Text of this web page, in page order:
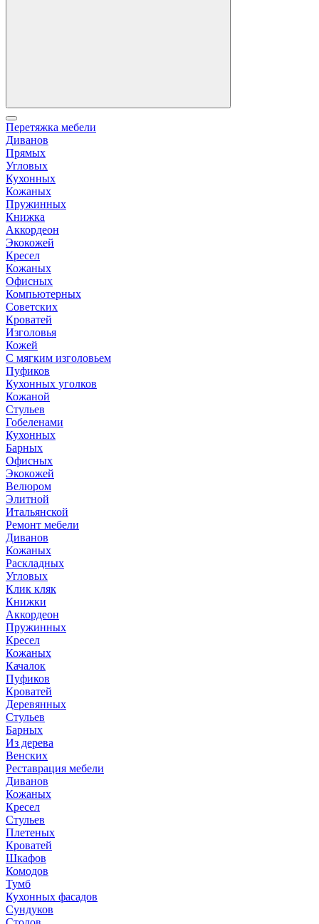
Перетяжка мебели
Диванов
Прямых
Угловых
Кухонных
Кожаных
Пружинных
Книжка
Аккордеон
Экокожей
Кресел
Кожаных
Офисных
Компьютерных
Советских
Кроватей
Изголовья
Кожей
С мягким изголовьем
Пуфиков
Кухонных уголков
Кожаной
Стульев
Гобеленами
Кухонных
Барных
Офисных
Экокожей
Велюром
Элитной
Итальянской
Ремонт мебели
Диванов
Кожаных
Раскладных
Угловых
Клик кляк
Книжки
Аккордеон
Пружинных
Кресел
Кожаных
Качалок
Пуфиков
Кроватей
Деревянных
Стульев
Барных
Из дерева
Венских
Реставрация мебели
Диванов
Кожаных
Кресел
Стульев
Плетеных
Кроватей
Шкафов
Комодов
Тумб
Кухонных фасадов
Сундуков